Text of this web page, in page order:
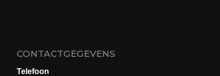
CONTACTGEGEVENS
Telefoon